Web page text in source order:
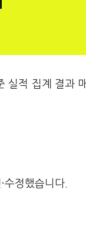
실적 집계 결과
정했습니다.